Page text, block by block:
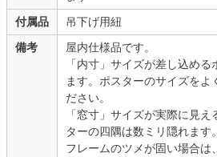
付属品
吊下げ用紐
備考
屋内仕様品です。
「内寸」サイズが差し込め
ます。ポスターのサイズをよ
ださい。
「窓寸」サイズが実際に見
ターの四隅は数ミリ隠れます。
フレームのツメが固い場合は